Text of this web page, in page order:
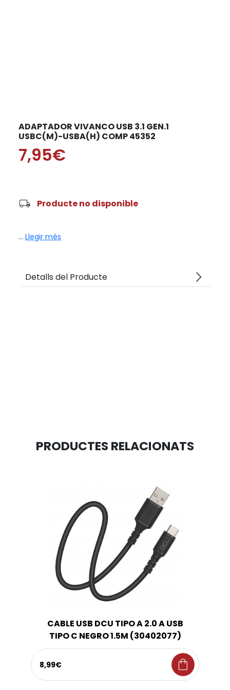
ADAPTADOR VIVANCO USB 3.1 GEN.1
USBC(M)-USBA(H) COMP 45352
7,95€
local_shipping Producte no disponible
... Llegir més
Detalls del Producte arrow_forward_ios
PRODUCTES RELACIONATS
CABLE USB DCU TIPO A 2.0 A USB
TIPO C NEGRO 1.5M (30402077)
8,99€ shopping_bag